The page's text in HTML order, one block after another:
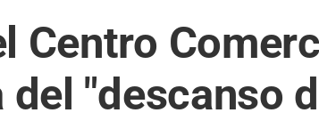
Centro
del "descanso